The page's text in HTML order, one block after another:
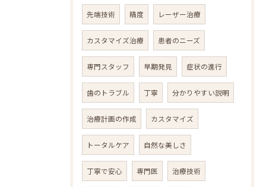
先端技術 精度 レーザー治療
カスタマイズ治療 患者のニーズ
専門スタッフ 早期発見 症状の進行
歯のトラブル 丁寧 分かりやすい説明
治療計画の作成 カスタマイズ
トータルケア 自然な美しさ
丁寧で安心 専門医 治療技術